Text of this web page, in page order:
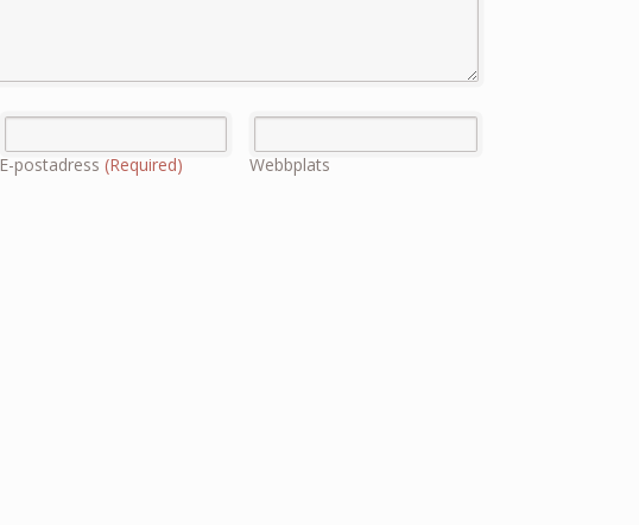
E-postadress(Required) Webbplats